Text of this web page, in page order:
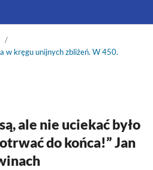
/
kręgu unijnych zbliżeń. W 450.
ale nie uciekać było
do końca!” Jan